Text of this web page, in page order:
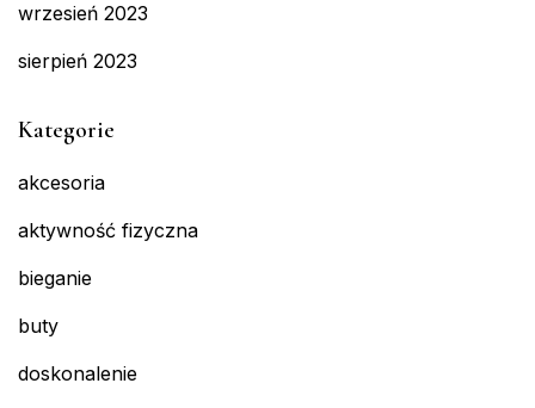
wrzesień 2023
sierpień 2023
Kategorie
akcesoria
aktywność fizyczna
bieganie
buty
doskonalenie